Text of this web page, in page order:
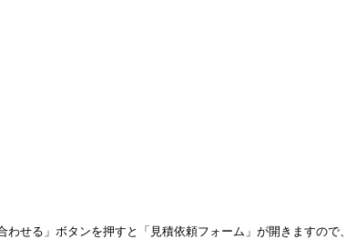
せる」ボタンを押すと「見積依頼フォーム」が開きますので、